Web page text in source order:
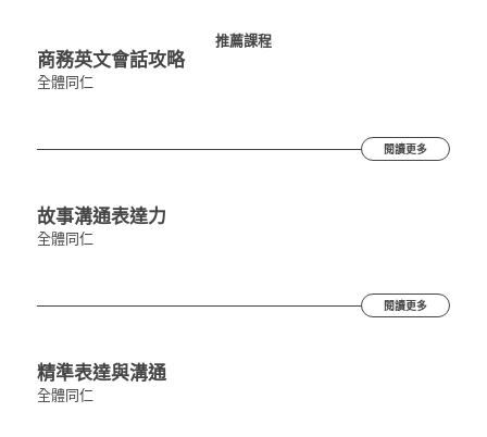
推薦課程
商務英文會話攻略
全體同仁
閱讀更多
故事溝通表達力
全體同仁
閱讀更多
精準表達與溝通
全體同仁